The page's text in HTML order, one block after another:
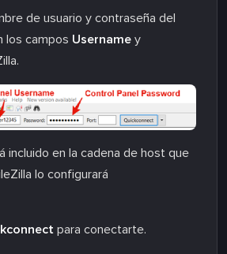
de usuario y contraseña del
los campos Username y
incluido en la cadena de host que
lo configurará
para conectarte.